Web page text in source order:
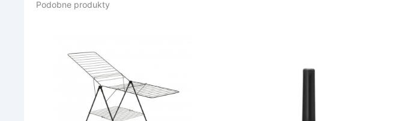
Podobne produkty